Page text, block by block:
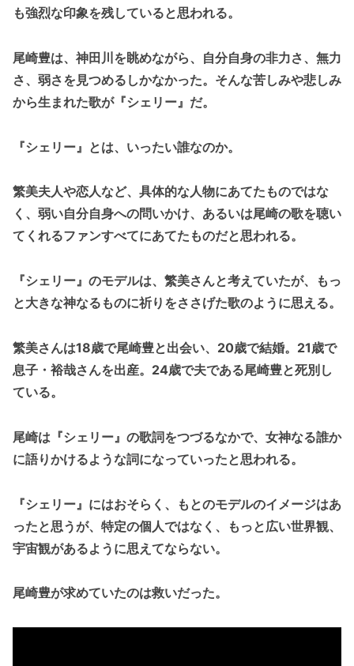
も強烈な印象を残していると思われる。
尾崎豊は、神田川を眺めながら、自分自身の非力さ、無力
さ、弱さを見つめるしかなかった。そんな苦しみや悲しみ
から生まれた歌が『シェリー』だ。
『シェリー』とは、いったい誰なのか。
繁美夫人や恋人など、具体的な人物にあてたものではな
く、弱い自分自身への問いかけ、あるいは尾崎の歌を聴い
てくれるファンすべてにあてたものだと思われる。
『シェリー』のモデルは、繁美さんと考えていたが、もっ
と大きな神なるものに祈りをささげた歌のように思える。
繁美さんは18歳で尾崎豊と出会い、20歳で結婚。21歳で
息子・裕哉さんを出産。24歳で夫である尾崎豊と死別し
ている。
尾崎は『シェリー』の歌詞をつづるなかで、女神なる誰か
に語りかけるような詞になっていったと思われる。
『シェリー』にはおそらく、もとのモデルのイメージはあ
ったと思うが、特定の個人ではなく、もっと広い世界観、
宇宙観があるように思えてならない。
尾崎豊が求めていたのは救いだった。